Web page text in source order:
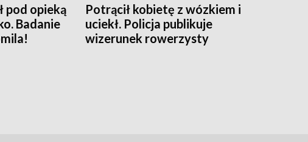
pod opieką
Badanie
Potrącił kobietę z wózkiem i
uciekł. Policja publikuje
wizerunek rowerzysty